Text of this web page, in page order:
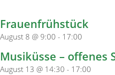
Frauenfrühstück
August 8 @ 9:00 - 17:00
Musiküsse – offenes
August 13 @ 14:30 - 17:00